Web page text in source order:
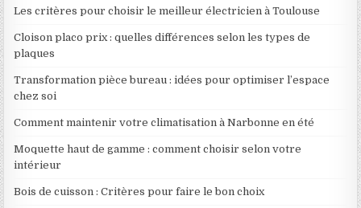
Les critères pour choisir le meilleur électricien à Toulouse
Cloison placo prix : quelles différences selon les types de
plaques
Transformation pièce bureau : idées pour optimiser l’espace
chez soi
Comment maintenir votre climatisation à Narbonne en été
Moquette haut de gamme : comment choisir selon votre
intérieur
Bois de cuisson : Critères pour faire le bon choix